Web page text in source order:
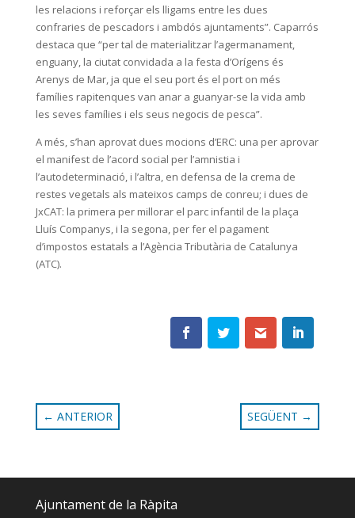
les relacions i reforçar els lligams entre les dues
confraries de pescadors i ambdós ajuntaments”. Caparrós
destaca que “per tal de materialitzar l’agermanament,
enguany, la ciutat convidada a la festa d’Orígens és
Arenys de Mar, ja que el seu port és el port on més
famílies rapitenques van anar a guanyar-se la vida amb
les seves famílies i els seus negocis de pesca”.
A més, s’han aprovat dues mocions d’ERC: una per aprovar
el manifest de l’acord social per l’amnistia i
l’autodeterminació, i l’altra, en defensa de la crema de
restes vegetals als mateixos camps de conreu; i dues de
JxCAT: la primera per millorar el parc infantil de la plaça
Lluís Companys, i la segona, per fer el pagament
d’impostos estatals a l’Agència Tributària de Catalunya
(ATC).
← ANTERIOR SEGÜENT →
Ajuntament de la Ràpita